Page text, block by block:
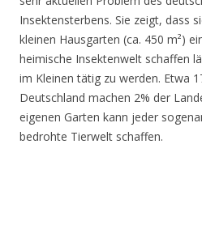
Insektensterbens. Sie zeigt, dass
kleinen Hausgarten (ca. 450 m²)
heimische Insektenwelt schaffen
im Kleinen tätig zu werden. Etwa
Deutschland machen 2% der
eigenen Garten kann jeder
bedrohte Tierwelt schaffen.